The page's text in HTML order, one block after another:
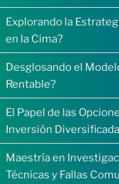
Explorando la
en la Cima?
Desglosando el
Rentable?
El Papel de las
Inversión
Maestría en
Técnicas y Fallas